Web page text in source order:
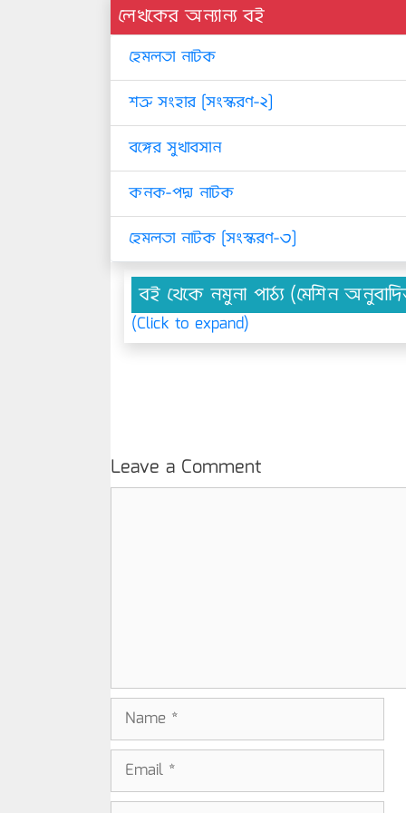
লেখকের অন্যান্য বই
হেমলতা নাটক
শত্রু সংহার [সংস্করণ-২]
বঙ্গের সুখাবসান
কনক-পদ্ম নাটক
হেমলতা নাটক [সংস্করণ-৩]
বই থেকে নমুনা পাঠ্য (মেশিন
(Click to expand)
Leave a Comment
Name
Email